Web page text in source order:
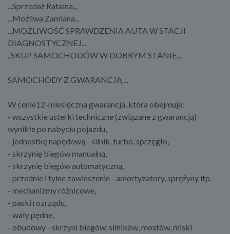
...Sprzedaż Ratalna,,,
...Możliwa Zamiana...
...MOŻLIWOŚĆ SPRAWDZENIA AUTA W STACJI
DIAGNOSTYCZNEJ...
..SKUP SAMOCHODÓW W DOBRYM STANIE...
SAMOCHODY Z GWARANCJĄ ...
W cenie12-miesięczna gwarancja, która obejmuje:
- wszystkie usterki techniczne (związane z gwarancją)
wynikłe po nabyciu pojazdu,
- jednostkę napędową - silnik, turbo, sprzęgło,
- skrzynię biegów manualną,
- skrzynię biegów automatyczną,
- przednie i tylne zawieszenie - amortyzatory, sprężyny itp.
- mechanizmy różnicowe,
- paski rozrządu,
- wały pędne,
- obudowy - skrzyni biegów, silników, mostów, miski